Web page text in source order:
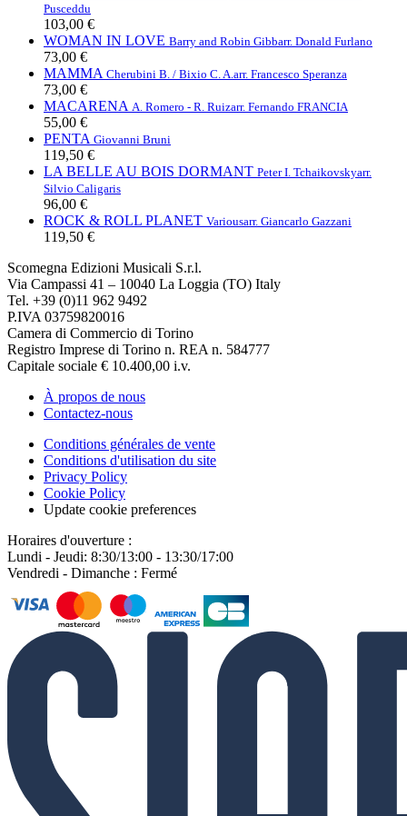
Pusceddu
103,00 €
WOMAN IN LOVE Barry and Robin Gibbarr. Donald Furlano
73,00 €
MAMMA Cherubini B. / Bixio C. A. arr. Francesco Speranza
73,00 €
MACARENA A. Romero - R. Ruizarr. Fernando FRANCIA
55,00 €
PENTA Giovanni Bruni
119,50 €
LA BELLE AU BOIS DORMANT Peter I. Tchaikovskyarr.
Silvio Caligaris
96,00 €
ROCK & ROLL PLANET Variousarr. Giancarlo Gazzani
119,50 €
Scomegna Edizioni Musicali S.r.l.
Via Campassi 41 – 10040 La Loggia (TO) Italy
Tel. +39 (0)11 962 9492
P.IVA 03759820016
Camera di Commercio di Torino
Registro Imprese di Torino n. REA n. 584777
Capitale sociale € 10.400,00 i.v.
À propos de nous
Contactez-nous
Conditions générales de vente
Conditions d'utilisation du site
Privacy Policy
Cookie Policy
Update cookie preferences
Horaires d'ouverture :
Lundi - Jeudi: 8:30/13:00 - 13:30/17:00
Vendredi - Dimanche : Fermé